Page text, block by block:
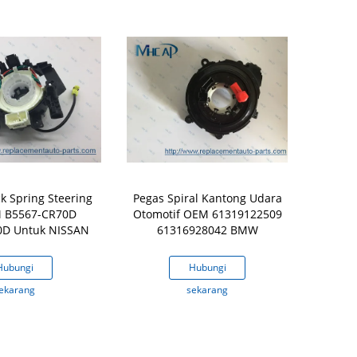
Spring Steering
B5567-CR70D
Untuk NISSAN
Pegas Spiral Kantong Udara
Otomotif OEM 61319122509
61316928042 BMW
Hubungi
sekarang